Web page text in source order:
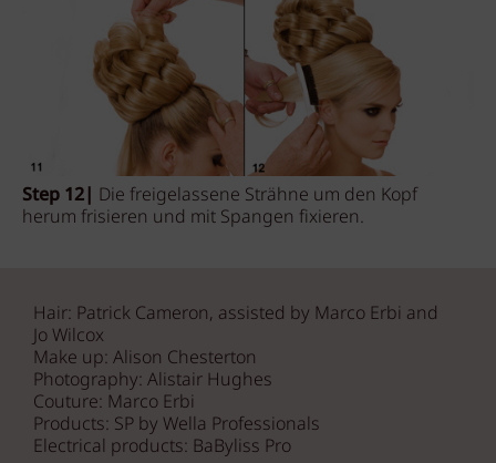
Step 12| Die freigelassene Strähne um den Kopf
herum frisieren und mit Spangen fixieren.
Hair: Patrick Cameron, assisted by Marco Erbi and
Jo Wilcox
Make up: Alison Chesterton
Photography: Alistair Hughes
Couture: Marco Erbi
Products: SP by Wella Professionals
Electrical products: BaByliss Pro